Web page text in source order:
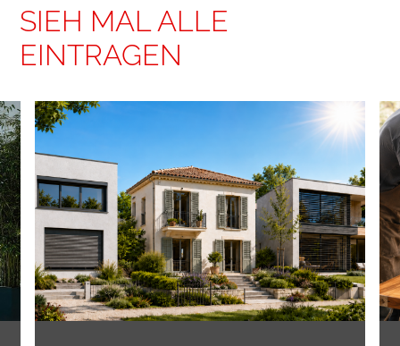
SIEH MAL ALLE
EINTRAGEN